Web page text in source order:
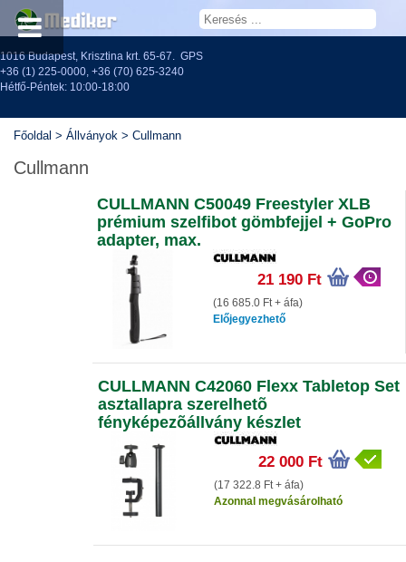
1016 Budapest, Krisztina krt. 65-67. GPS
+36 (1) 225-0000, +36 (70) 625-3240
Hétfő-Péntek: 10:00-18:00
Főoldal > Állványok > Cullmann
Cullmann
CULLMANN C50049 Freestyler XLB
prémium szelfibot gömbfejjel + GoPro
adapter, max.
21 190 Ft
(16 685.0 Ft + áfa)
Előjegyezhető
CULLMANN C42060 Flexx Tabletop Set
asztallapra szerelhetõ
fényképezõállvány készlet
22 000 Ft
(17 322.8 Ft + áfa)
Azonnal megvásárolható